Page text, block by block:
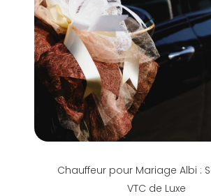
Chauffeur pour Mariage Albi :
VTC de Luxe